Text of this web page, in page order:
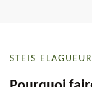
STEIS ELAGUEUR